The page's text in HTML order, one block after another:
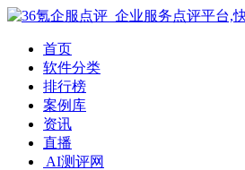
首页
软件分类
排行榜
案例库
资讯
直播
AI测评网